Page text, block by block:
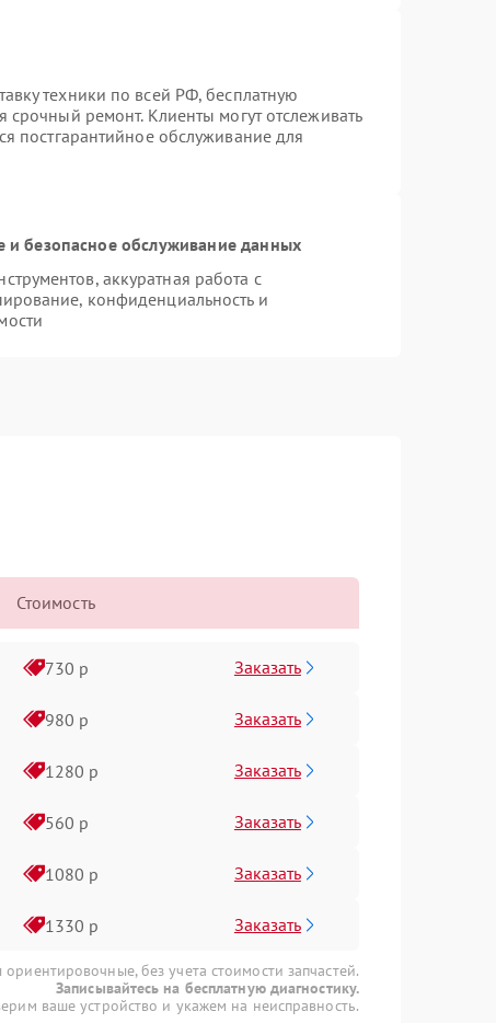
техники по всей РФ, бесплатную
срочный ремонт. Клиенты могут отслеживать
постгарантийное обслуживание для
безопасное обслуживание данных
аккуратная работа с
конфиденциальность и
Стоимость
730 р Заказать
980 р Заказать
1280 р Заказать
560 р Заказать
1080 р Заказать
1330 р Заказать
без учета стоимости запчастей.
Записывайтесь на бесплатную диагностику.
ваше устройство и укажем на неисправность.